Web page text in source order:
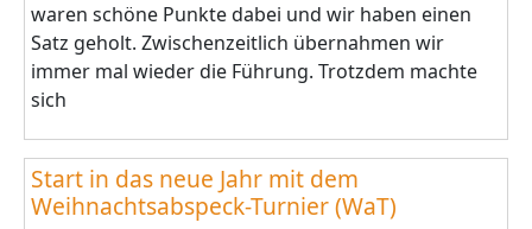
waren schöne Punkte dabei und wir haben einen
Satz geholt. Zwischenzeitlich übernahmen wir
immer mal wieder die Führung. Trotzdem machte
sich
Start in das neue Jahr mit dem
Weihnachtsabspeck-Turnier (WaT)